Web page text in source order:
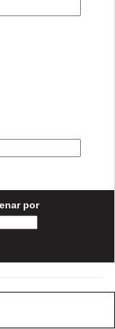
por